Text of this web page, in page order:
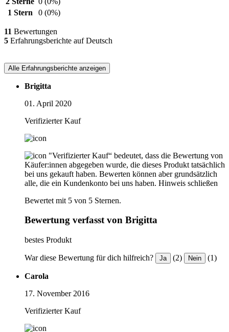
1 Stern
0 (0%)
11 Bewertungen
5 Erfahrungsberichte auf Deutsch
Alle Erfahrungsberichte anzeigen
Brigitta
01. April 2020
Verifizierter Kauf
"Verifizierter Kauf“ bedeutet, dass die Bewertung von
Käufer:innen abgegeben wurde, die dieses Produkt tatsächlich
bei uns gekauft haben. Bewerten können aber grundsätzlich
alle, die ein Kundenkonto bei uns haben. Hinweis schließen
Bewertet mit 5 von 5 Sternen.
Bewertung verfasst von Brigitta
bestes Produkt
War diese Bewertung für dich hilfreich? Ja (2) Nein (1)
Carola
17. November 2016
Verifizierter Kauf